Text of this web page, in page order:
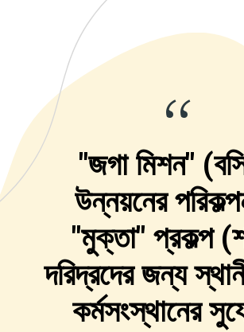
“
"জগা মিশন"
উন্নয়নের
"মুক্তা" প্রকল্প
দরিদ্রদের জন্য
কর্মসংস্থানের